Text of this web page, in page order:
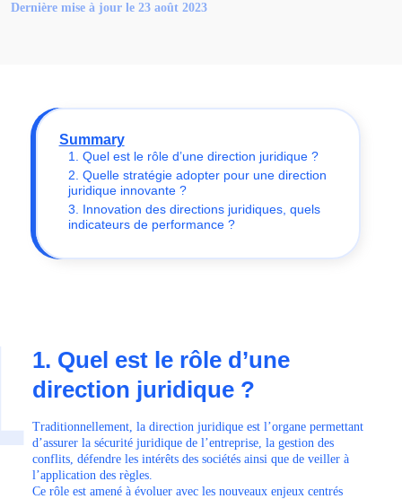
Dernière mise à jour le 23 août 2023
Summary
1. Quel est le rôle d’une direction juridique ?
2. Quelle stratégie adopter pour une direction
juridique innovante ?
3. Innovation des directions juridiques, quels
indicateurs de performance ?
1. Quel est le rôle d’une
direction juridique ?
Traditionnellement, la direction juridique est l’organe permettant
d’assurer la sécurité juridique de l’entreprise, la gestion des
conflits, défendre les intérêts des sociétés ainsi que de veiller à
l’application des règles.
Ce rôle est amené à évoluer avec les nouveaux enjeux centrés